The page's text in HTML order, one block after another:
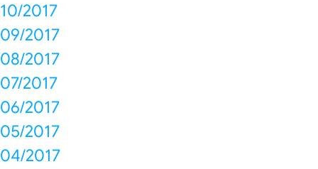
10/2017
09/2017
08/2017
07/2017
06/2017
05/2017
04/2017